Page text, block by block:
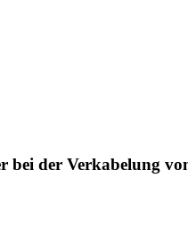
bei der Verkabelung